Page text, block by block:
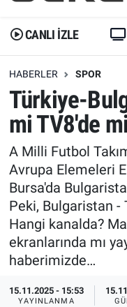
CANLI İZLE
HABERLER SPOR
Türkiye-
mi TV8'de
A Milli Futbol
Avrupa Elemeleri
Bursa'da
Peki, Bulgaristan -
Hangi kanalda?
ekranlarında mı
haberimizde…
15.11.2025 - 15:53
YAYINLANMA
Dünya
Erişim Bilgileri
Ekonomi
Trend
Özel Haberler
Yazarlar
Trend
Erişim Bilgileri
Spor
Ekonomi
Dünya
Medya
Trafik Durumu
Erişim Bilgileri
Tüm Manşetler
Son Dakika
Haber Arşivi